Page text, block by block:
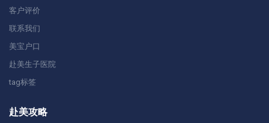
客户评价
联系我们
美宝户口
赴美生子医院
tag标签
赴美攻略